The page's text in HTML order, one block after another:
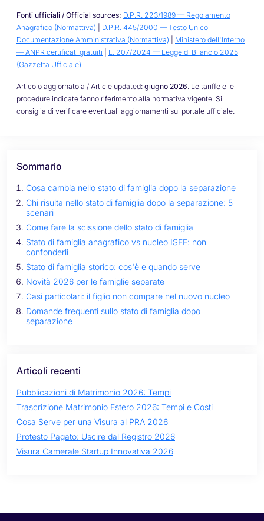
Fonti ufficiali / Official sources: D.P.R. 223/1989 — Regolamento
Anagrafico (Normattiva)
D.P.R. 445/2000 — Testo Unico
Documentazione Amministrativa (Normattiva)
Ministero dell'Interno
— ANPR certificati gratuiti
L. 207/2024 — Legge di Bilancio 2025
(Gazzetta Ufficiale)
Articolo aggiornato a / Article updated: giugno 2026. Le tariffe e le
procedure indicate fanno riferimento alla normativa vigente. Si
consiglia di verificare eventuali aggiornamenti sul portale ufficiale.
Sommario
Cosa cambia nello stato di famiglia dopo la separazione
Chi risulta nello stato di famiglia dopo la separazione: 5
scenari
Come fare la scissione dello stato di famiglia
Stato di famiglia anagrafico vs nucleo ISEE: non
confonderli
Stato di famiglia storico: cos'è e quando serve
Novità 2026 per le famiglie separate
Casi particolari: il figlio non compare nel nuovo nucleo
Domande frequenti sullo stato di famiglia dopo
separazione
Articoli recenti
Pubblicazioni di Matrimonio 2026: Tempi
Trascrizione Matrimonio Estero 2026: Tempi e Costi
Cosa Serve per una Visura al PRA 2026
Protesto Pagato: Uscire dal Registro 2026
Visura Camerale Startup Innovativa 2026